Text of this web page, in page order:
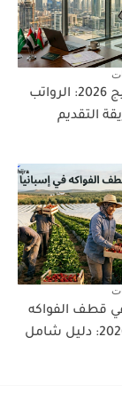
وظائف الخليج 2026: الرواتب
التقديم
قطف الفواكه
في إسبانيا 2026: دليل شامل